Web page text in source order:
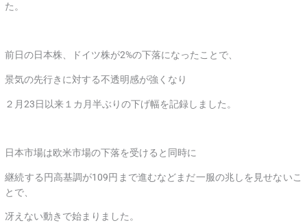
た。
前日の日本株、ドイツ株が2%の下落になったことで、
景気の先行きに対する不透明感が強くなり
２月23日以来１カ月半ぶりの下げ幅を記録しました。
日本市場は欧米市場の下落を受けると同時に
継続する円高基調が109円まで進むなどまだ一服の兆しを見せないこ
とで、
冴えない動きで始まりました。